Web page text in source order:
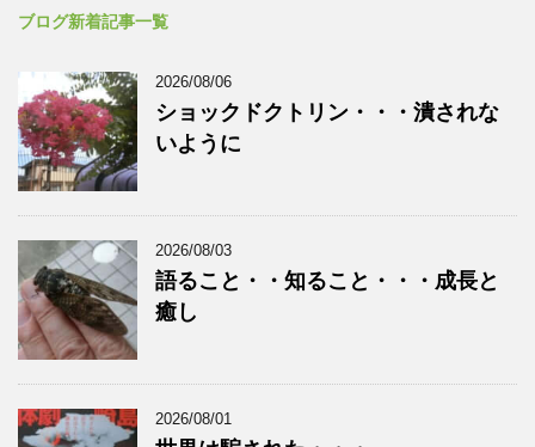
ブログ新着記事一覧
2026/08/06
ショックドクトリン・・・潰されな
いように
2026/08/03
語ること・・知ること・・・成長と
癒し
2026/08/01